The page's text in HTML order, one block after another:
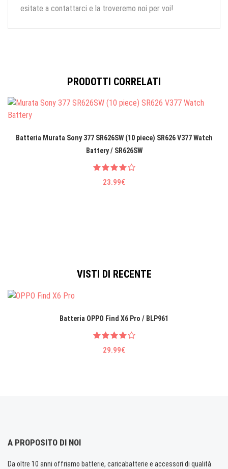
esitate a contattarci e la troveremo noi per voi!
PRODOTTI CORRELATI
Batteria Murata Sony 377 SR626SW (10 piece) SR626 V377 Watch
Battery / SR626SW
23.99€
VISTI DI RECENTE
Batteria OPPO Find X6 Pro / BLP961
29.99€
A PROPOSITO DI NOI
Da oltre 10 anni offriamo batterie, caricabatterie e accessori di qualità